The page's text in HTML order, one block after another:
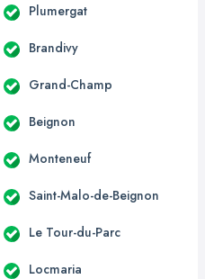
Plumergat
Brandivy
Grand-Champ
Beignon
Monteneuf
Saint-Malo-de-Beignon
Le Tour-du-Parc
Locmaria